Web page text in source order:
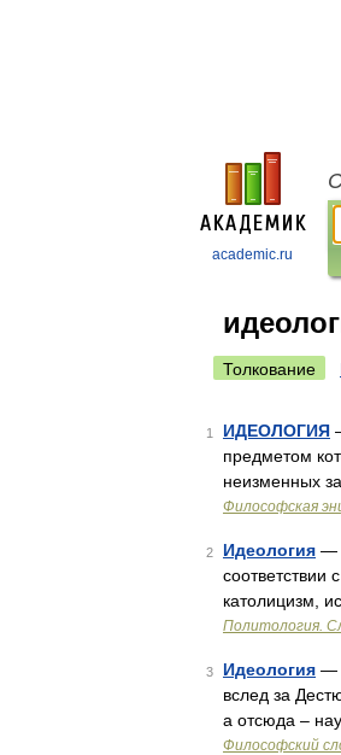
academic.ru
Толкование
1 ИДЕОЛОГИЯ
предметом
неизменных
Философская
2 Идеология —
католицизм,
Политология.
3 Идеология —
вслед за
а отсюда –
Философский